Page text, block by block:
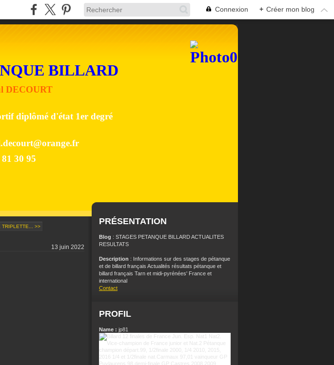
Connexion + Créer mon blog
BILLARD
DECOURT
diplômé d'état 1er degré
30 95
TRIPLETTE... >>
13 juin 2022
PRÉSENTATION
Blog : STAGES PETANQUE BILLARD ACTUALITES
RESULTATS
Description : Informations sur des stages de pétanque
et de billard français Actualités résultats pétanque et
billard français Tarn et midi-pyrénées' France et
international
Contact
PROFIL
Name : jp81